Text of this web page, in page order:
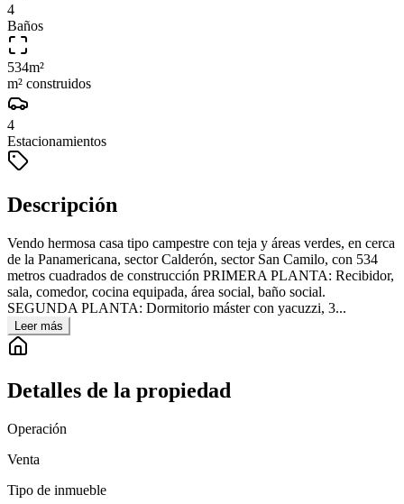
4
Baños
534m²
m² construidos
4
Estacionamientos
Descripción
Vendo hermosa casa tipo campestre con teja y áreas verdes, en cerca
de la Panamericana, sector Calderón, sector San Camilo, con 534
metros cuadrados de construcción PRIMERA PLANTA: Recibidor,
sala, comedor, cocina equipada, área social, baño social.
SEGUNDA PLANTA: Dormitorio máster con yacuzzi, 3...
Leer más
Detalles de la propiedad
Operación
Venta
Tipo de inmueble